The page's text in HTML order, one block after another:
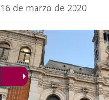
Fecha
la
noticia
16 de marzo de 2020